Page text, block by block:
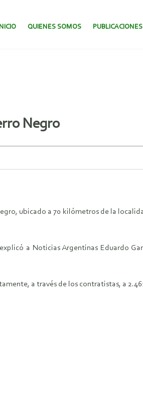
AL CONTENIDO.
QUIENES SOMOS
Negro
ubicado a 70 kilómetros de la
a Noticias Argentinas Eduardo
a través de los contratistas, a